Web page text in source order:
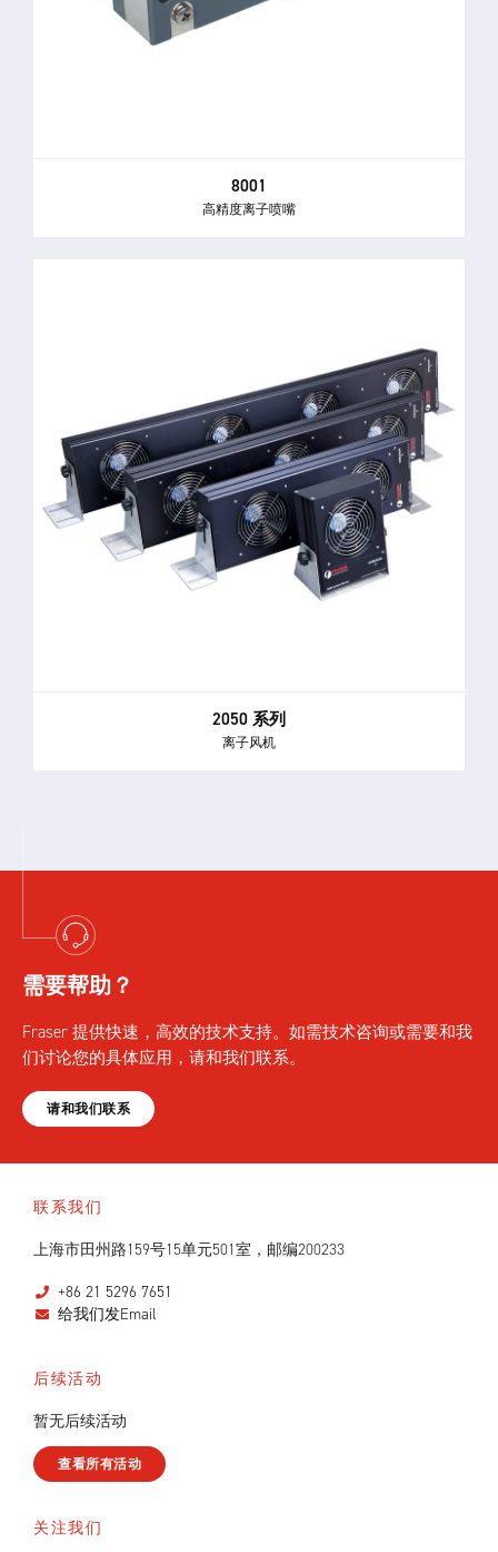
8001
高精度离子喷嘴
2050 系列
离子风机
需要帮助？
Fraser 提供快速，高效的技术支持。如需技术咨询或需要和我
们讨论您的具体应用，请和我们联系。
请和我们联系
联系我们
上海市田州路159号15单元501室，邮编200233
+86 21 5296 7651
给我们发Email
后续活动
暂无后续活动
查看所有活动
关注我们